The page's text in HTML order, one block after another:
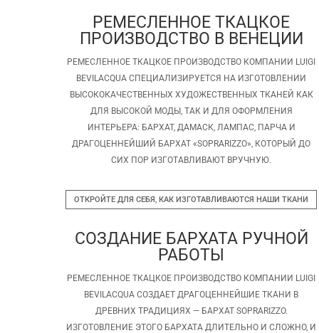
РЕМЕСЛЕННОЕ ТКАЦКОЕ
ПРОИЗВОДСТВО В ВЕНЕЦИИ
РЕМЕСЛЕННОЕ ТКАЦКОЕ ПРОИЗВОДСТВО КОМПАНИИ LUIGI
BEVILACQUA СПЕЦИАЛИЗИРУЕТСЯ НА ИЗГОТОВЛЕНИИ
ВЫСОКОКАЧЕСТВЕННЫХ ХУДОЖЕСТВЕННЫХ ТКАНЕЙ КАК
ДЛЯ ВЫСОКОЙ МОДЫ, ТАК И ДЛЯ ОФОРМЛЕНИЯ
ИНТЕРЬЕРА: БАРХАТ, ДАМАСК, ЛАМПАС, ПАРЧА И
ДРАГОЦЕННЕЙШИЙ БАРХАТ «SOPRARIZZO», КОТОРЫЙ ДО
СИХ ПОР ИЗГОТАВЛИВАЮТ ВРУЧНУЮ.
ОТКРОЙТЕ ДЛЯ СЕБЯ, КАК ИЗГОТАВЛИВАЮТСЯ НАШИ ТКАНИ
СОЗДАНИЕ БАРХАТА РУЧНОЙ
РАБОТЫ
РЕМЕСЛЕННОЕ ТКАЦКОЕ ПРОИЗВОДСТВО КОМПАНИИ LUIGI
BEVILACQUA СОЗДАЕТ ДРАГОЦЕННЕЙШИЕ ТКАНИ В
ДРЕВНИХ ТРАДИЦИЯХ — БАРХАТ SOPRARIZZO.
ИЗГОТОВЛЕНИЕ ЭТОГО БАРХАТА ДЛИТЕЛЬНО И СЛОЖНО, И